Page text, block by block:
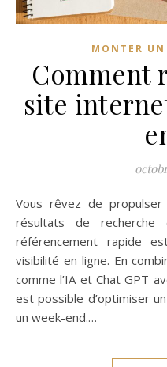
MONTER
Comment
site
Vous rêvez de propulser votre site web en tête des
résultats de
référencement rapide
visibilité en ligne. En
comme l’IA et Chat GPT
est possible d’optimiser
un week-end.…